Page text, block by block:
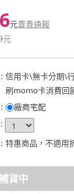
元賣貴通報
元
: 信用卡\無卡分期\
刷momo卡消費回
:
廠商宅配
:
: 特惠商品，不適用
貨中